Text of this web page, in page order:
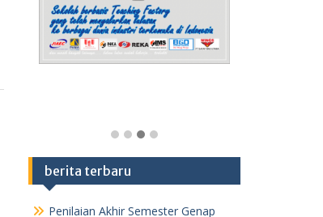
berita terbaru
Penilaian Akhir Semester Genap